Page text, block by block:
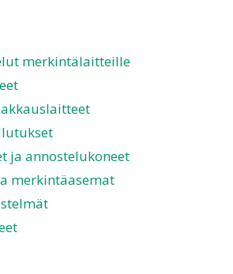
merkintälaitteille
ja annostelukoneet
merkintäasemat